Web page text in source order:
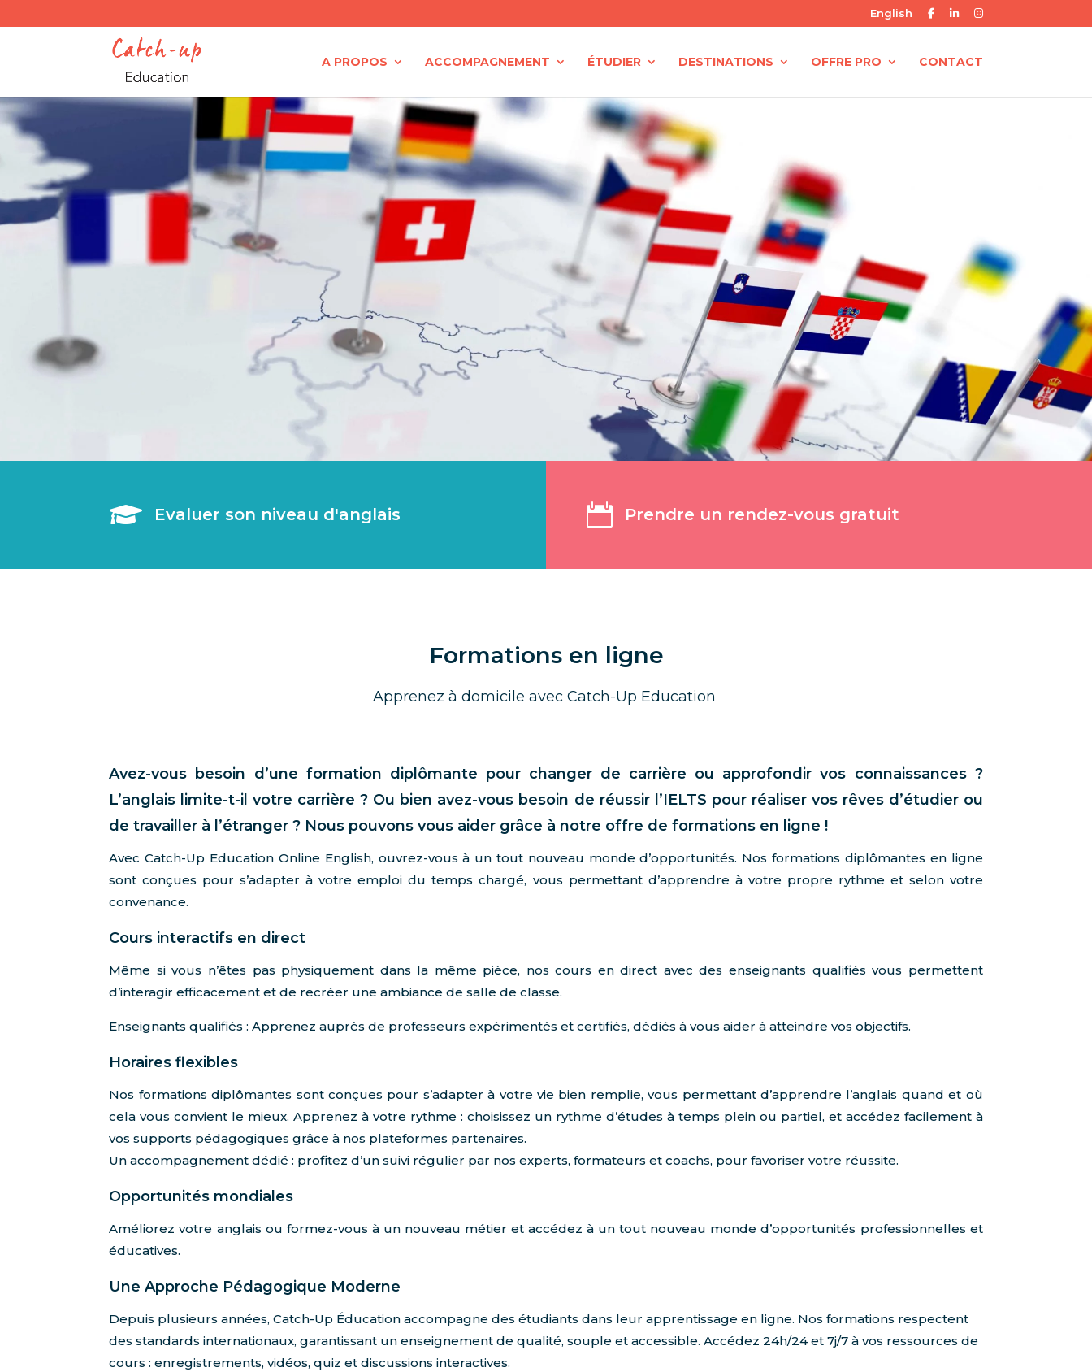
English
A PROPOS ACCOMPAGNEMENT ÉTUDIER DESTINATIONS OFFRE PRO CONTACT
 Evaluer son niveau d'anglais  Prendre un rendez-vous gratuit
Formations en ligne
Apprenez à domicile avec Catch-Up Education
Avez-vous besoin d’une formation diplômante pour changer de carrière ou approfondir vos connaissances ?
L’anglais limite-t-il votre carrière ? Ou bien avez-vous besoin de réussir l’IELTS pour réaliser vos rêves d’étudier ou
de travailler à l’étranger ? Nous pouvons vous aider grâce à notre offre de formations en ligne !
Avec Catch-Up Education Online English, ouvrez-vous à un tout nouveau monde d’opportunités. Nos formations diplômantes en ligne
sont conçues pour s’adapter à votre emploi du temps chargé, vous permettant d’apprendre à votre propre rythme et selon votre
convenance.
Cours interactifs en direct
Même si vous n’êtes pas physiquement dans la même pièce, nos cours en direct avec des enseignants qualifiés vous permettent
d’interagir efficacement et de recréer une ambiance de salle de classe.
Enseignants qualifiés : Apprenez auprès de professeurs expérimentés et certifiés, dédiés à vous aider à atteindre vos objectifs.
Horaires flexibles
Nos formations diplômantes sont conçues pour s’adapter à votre vie bien remplie, vous permettant d’apprendre l’anglais quand et où
cela vous convient le mieux. Apprenez à votre rythme : choisissez un rythme d’études à temps plein ou partiel, et accédez facilement à
vos supports pédagogiques grâce à nos plateformes partenaires.
Un accompagnement dédié : profitez d’un suivi régulier par nos experts, formateurs et coachs, pour favoriser votre réussite.
Opportunités mondiales
Améliorez votre anglais ou formez-vous à un nouveau métier et accédez à un tout nouveau monde d’opportunités professionnelles et
éducatives.
Une Approche Pédagogique Moderne
Depuis plusieurs années, Catch-Up Éducation accompagne des étudiants dans leur apprentissage en ligne. Nos formations respectent
des standards internationaux, garantissant un enseignement de qualité, souple et accessible. Accédez 24h/24 et 7j/7 à vos ressources de
cours : enregistrements, vidéos, quiz et discussions interactives.